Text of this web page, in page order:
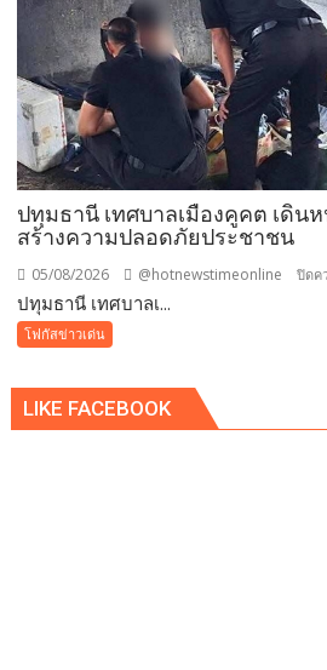
ปทุมธานี เทศบาลเมืองคูคต เดิน
สร้างความปลอดภัยประชาชน
05/08/2026 @hotnewstimeonline ปิดค
ปทุมธานี เทศบาลเ...
โฟกัสข่าวเด่น
LIKE FACEBOOK